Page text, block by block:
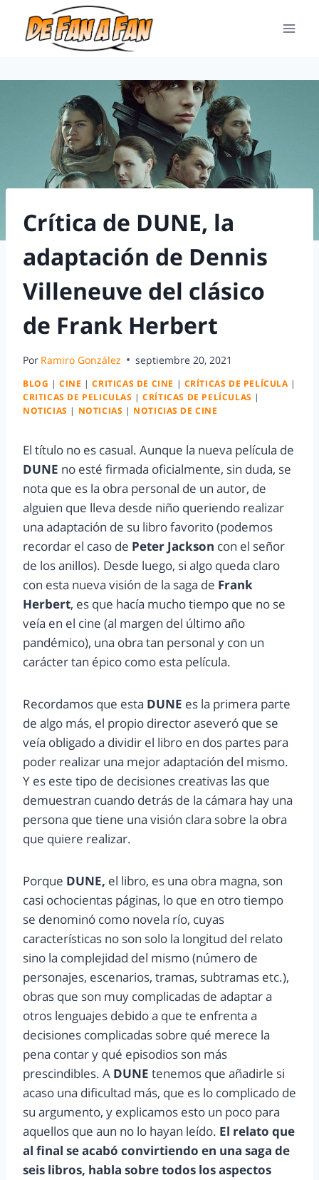
Crítica de DUNE, la
adaptación de Dennis
Villeneuve del clásico
de Frank Herbert
Por Ramiro González septiembre 20, 2021
BLOG |CINE |CRITICAS DE CINE | CRÍTICAS DE PELÍCULA |
CRITICAS DE PELICULAS |CRÍTICAS DE PELÍCULAS |
NOTICIAS | NOTICIAS | NOTICIAS DE CINE
El título no es casual. Aunque la nueva película de
DUNE no esté firmada oficialmente, sin duda, se
nota que es la obra personal de un autor, de
alguien que lleva desde niño queriendo realizar
una adaptación de su libro favorito (podemos
recordar el caso de Peter Jackson con el señor
de los anillos). Desde luego, si algo queda claro
con esta nueva visión de la saga de Frank
Herbert, es que hacía mucho tiempo que no se
veía en el cine (al margen del último año
pandémico), una obra tan personal y con un
carácter tan épico como esta película.
Recordamos que esta DUNE es la primera parte
de algo más, el propio director aseveró que se
veía obligado a dividir el libro en dos partes para
poder realizar una mejor adaptación del mismo.
Y es este tipo de decisiones creativas las que
demuestran cuando detrás de la cámara hay una
persona que tiene una visión clara sobre la obra
que quiere realizar.
Porque DUNE, el libro, es una obra magna, son
casi ochocientas páginas, lo que en otro tiempo
se denominó como novela río, cuyas
características no son solo la longitud del relato
sino la complejidad del mismo (número de
personajes, escenarios, tramas, subtramas etc.),
obras que son muy complicadas de adaptar a
otros lenguajes debido a que te enfrenta a
decisiones complicadas sobre qué merece la
pena contar y qué episodios son más
prescindibles. A DUNE tenemos que añadirle si
acaso una dificultad más, que es lo complicado de
su argumento, y explicamos esto un poco para
aquellos que aun no lo hayan leído. El relato que
al final se acabó convirtiendo en una saga de
seis libros, habla sobre todos los aspectos